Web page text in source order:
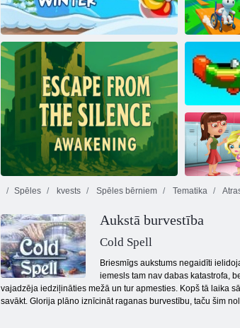
Atrast Candy: Ziemas
Kas ir,
spēles
Bēgšana no Klusuma Atmodas
Atkārtot
Spēles kvests Spēles bērniem Tematika
Aukstā burvestība
Cold Spell
Briesmīgs aukstums negaidīti
iemesls tam nav dabas katastrofa,
vajadzēja iedziļināties mežā un tur apmesties. Kopš tā laika
savākt. Glorija plāno iznīcināt raganas burvestību, taču šim